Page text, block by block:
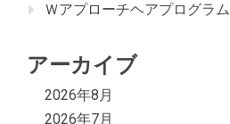
Ｗアプローチヘアプログラム
アーカイブ
2026年8月
2026年7月